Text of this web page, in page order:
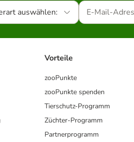
auswählen:
Vorteile
zooPunkte
zooPunkte spenden
Tierschutz-Programm
Züchter-Programm
Partnerprogramm